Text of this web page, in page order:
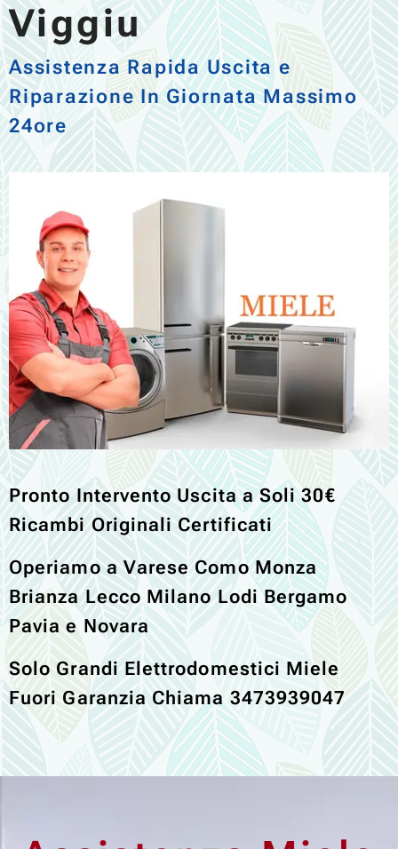
Viggiu
Assistenza Rapida Uscita e
Riparazione In Giornata Massimo
24ore
Pronto Intervento Uscita a Soli 30€
Ricambi Originali Certificati
Operiamo a Varese Como Monza
Brianza Lecco Milano Lodi Bergamo
Pavia e Novara
Solo Grandi Elettrodomestici Miele
Fuori Garanzia Chiama 3473939047